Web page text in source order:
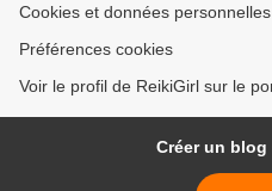
Cookies et données personnelles
Préférences cookies
Voir le profil de ReikiGirl sur le
Créer un